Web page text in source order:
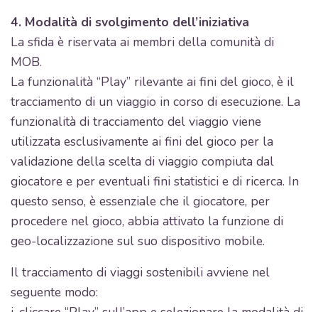
4. Modalità di svolgimento dell’iniziativa
La sfida è riservata ai membri della comunità di
MOB.
La funzionalità “Play” rilevante ai fini del gioco, è il
tracciamento di un viaggio in corso di esecuzione. La
funzionalità di tracciamento del viaggio viene
utilizzata esclusivamente ai fini del gioco per la
validazione della scelta di viaggio compiuta dal
giocatore e per eventuali fini statistici e di ricerca. In
questo senso, è essenziale che il giocatore, per
procedere nel gioco, abbia attivato la funzione di
geo-localizzazione sul suo dispositivo mobile.
Il tracciamento di viaggi sostenibili avviene nel
seguente modo: